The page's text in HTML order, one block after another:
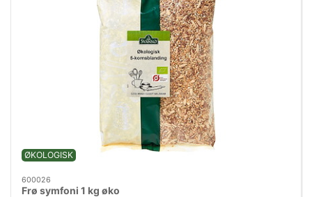
ØKOLOGISK
600026
Frø symfoni 1 kg øko